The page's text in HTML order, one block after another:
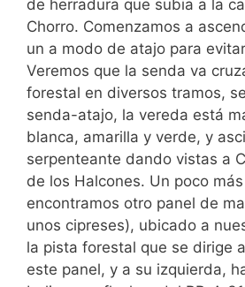
de herradura que subia a la
Chorro. Comenzamos a
un a modo de atajo para
Veremos que la senda va
forestal en diversos tramos,
senda-atajo, la vereda está
blanca, amarilla y verde, y
serpenteante dando vistas a
de los Halcones. Un poco
encontramos otro panel de
unos cipreses), ubicado a
la pista forestal que se dirige
este panel, y a su izquierda,